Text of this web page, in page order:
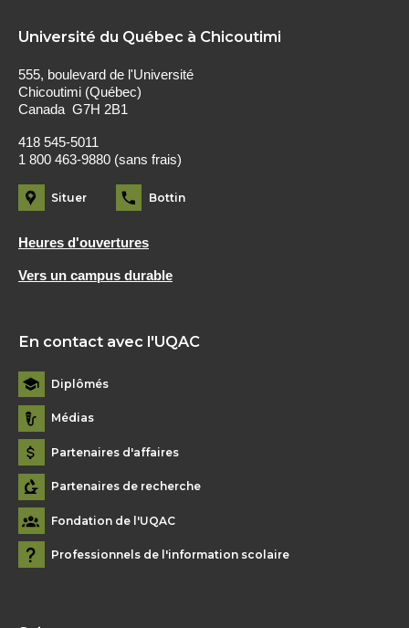
Université du Québec à Chicoutimi
555, boulevard de l'Université
Chicoutimi (Québec)
Canada G7H 2B1
418 545-5011
1 800 463-9880 (sans frais)
Situer Bottin
Heures d'ouvertures
Vers un campus durable
En contact avec l'UQAC
Diplômés
Médias
Partenaires d'affaires
Partenaires de recherche
Fondation de l'UQAC
Professionnels de l'information scolaire